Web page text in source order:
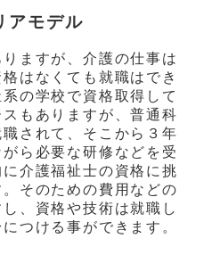
アモデル
ますが、介護の仕事は
格はなくても就職はでき
の学校で資格取得して
もありますが、普通科
されて、そこから３年
ら必要な研修などを受
介護福祉士の資格に挑
そのための費用などの
、資格や技術は就職し
つける事ができます。